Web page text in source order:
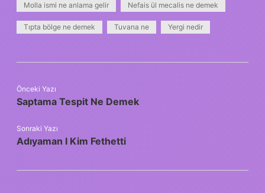
Molla ismi ne anlama gelir Nefais ül mecalis ne demek
Tıpta bölge ne demek Tuvana ne Yergi nedir
Önceki Yazı
Saptama Tespit Ne Demek
Sonraki Yazı
Adıyaman I Kim Fethetti